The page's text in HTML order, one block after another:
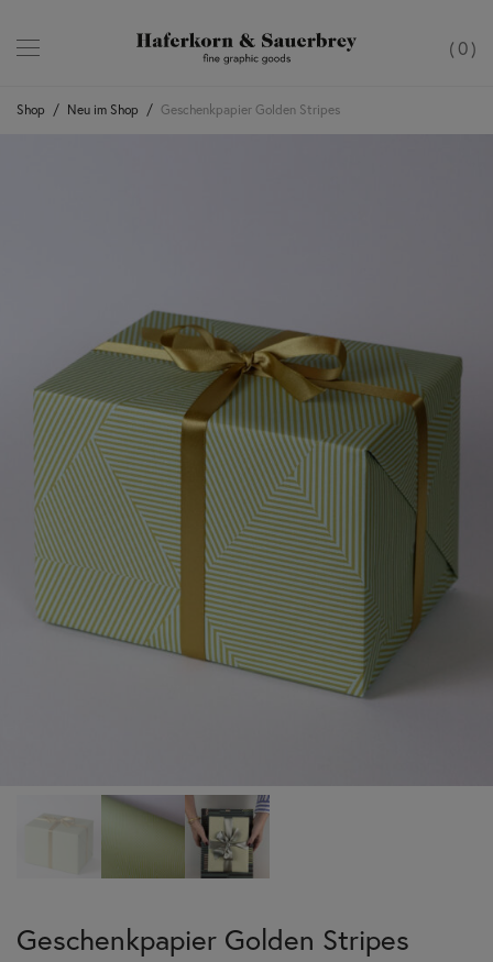
0
Shop / Neu im Shop / Geschenkpapier Golden Stripes
Geschenkpapier Golden Stripes